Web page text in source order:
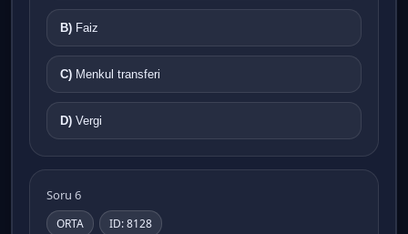
B) Faiz
C) Menkul transferi
D) Vergi
Soru 6
ORTA ID: 8128